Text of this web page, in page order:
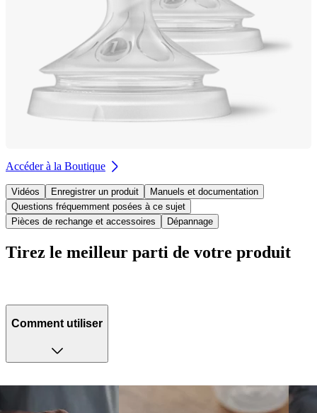
Accéder à la Boutique
Vidéos Enregistrer un produit
Manuels et documentation
Questions fréquemment posées à ce sujet
Pièces de rechange et accessoires
Dépannage
Tirez le meilleur parti de votre produit
Comment utiliser